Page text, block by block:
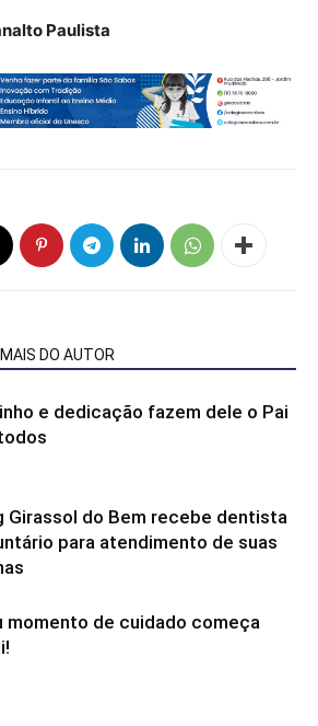
Paulista
MAIS DO AUTOR
e dedicação fazem dele o Pai
Girassol do Bem recebe dentista
para atendimento de suas
momento de cuidado começa